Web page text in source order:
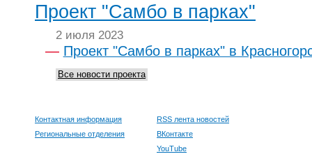
Проект "Самбо в парках"
2 июля 2023
Проект "Самбо в парках" в
Все новости проекта
Контактная информация
Региональные отделения
RSS лента новостей
ВКонтакте
YouTube